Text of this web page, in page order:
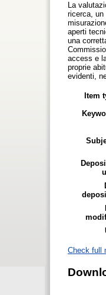
La
ricerca, un
aperti
una
access e
proprie
evidenti,
Item
Check full